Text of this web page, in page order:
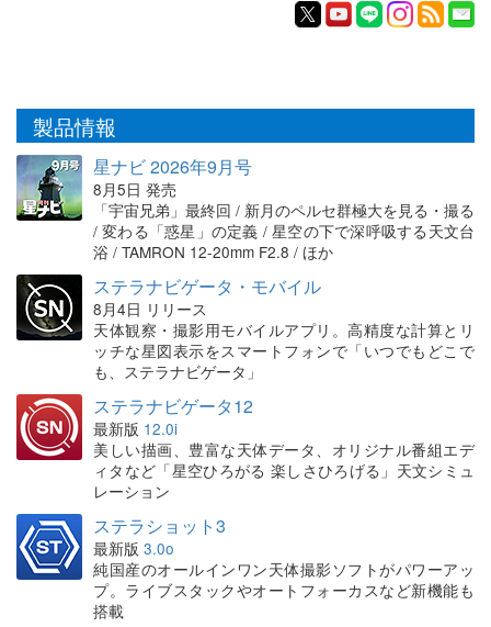
製品情報
星ナビ 2026年9月号
8月5日 発売
「宇宙兄弟」最終回 / 新月のペルセ群極大を見る・撮る
/ 変わる「惑星」の定義 / 星空の下で深呼吸する天文台
浴 / TAMRON 12-20mm F2.8 / ほか
ステラナビゲータ・モバイル
8月4日 リリース
天体観察・撮影用モバイルアプリ。高精度な計算とリ
ッチな星図表示をスマートフォンで「いつでもどこで
も、ステラナビゲータ」
ステラナビゲータ12
最新版 12.0i
美しい描画、豊富な天体データ、オリジナル番組エデ
ィタなど「星空ひろがる 楽しさひろげる」天文シミュ
レーション
ステラショット3
最新版 3.0o
純国産のオールインワン天体撮影ソフトがパワーアッ
プ。ライブスタックやオートフォーカスなど新機能も
搭載